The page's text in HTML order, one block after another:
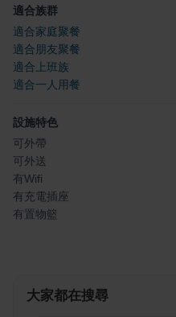
適合族群
適合家庭聚餐
適合朋友聚餐
適合上班族
適合一人用餐
設施特色
可外帶
可外送
有Wifi
有充電插座
有置物籃
大家都在搜尋